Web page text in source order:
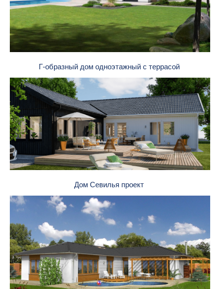
Г-образный дом одноэтажный с террасой
Дом Севилья проект